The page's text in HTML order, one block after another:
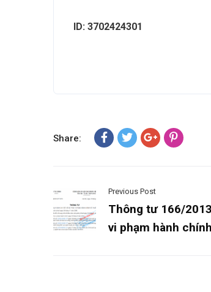
ID: 3702424301
Share:
Previous Post
Thông tư 166/
vi phạm hành